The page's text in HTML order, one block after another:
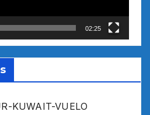
02:25
KUWAIT-VUELO